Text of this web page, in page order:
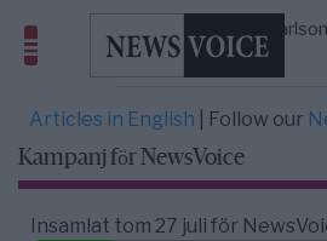
5/8
Elsa Widding:
avgöra all utrikespolitik
KRIG & FRED
Gaza håller en av
5/8 SVERIGE — S och KD vill
geografiskt apartheidsystem
8/8 UNDERHÅLLNING — Från
Sverige – så förändrades markna ...
Articles in English | Follow our
Kampanj för NewsVoice
Insamlat tom 27 juli för